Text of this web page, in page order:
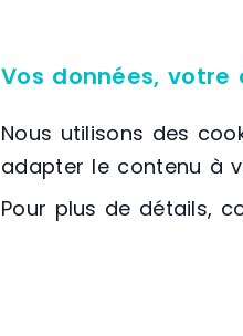
Vos données, votre
Nous utilisons des
adapter le contenu à
Pour plus de détails,